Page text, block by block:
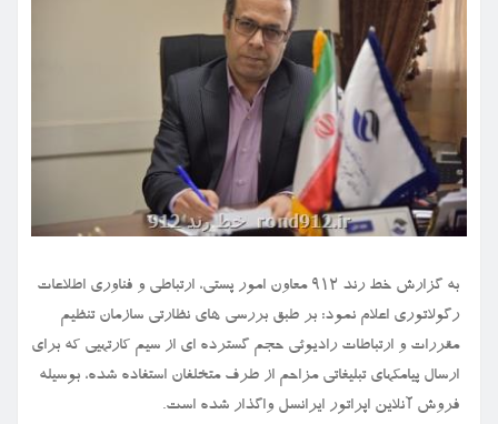
به گزارش خط رند ۹۱۲ معاون امور پستی، ارتباطی و فناوری اطلاعات
رگولاتوری اعلام نمود: بر طبق بررسی های نظارتی سازمان تنظیم
مقررات و ارتباطات رادیوئی حجم گسترده ای از سیم کارتهیی که برای
ارسال پیامکهای تبلیغاتی مزاحم از طرف متخلفان استفاده شده، بوسیله
فروش آنلاین اپراتور ایرانسل واگذار شده است.